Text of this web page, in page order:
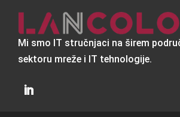
Mi smo IT stručnjaci na širem
sektoru mreže i IT tehnologije.